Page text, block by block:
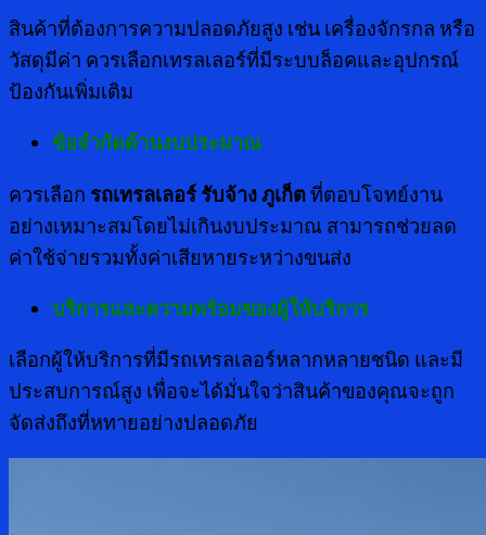
สินค้าที่ต้องการความปลอดภัยสูง เช่น เครื่องจักรกล หรือ
วัสดุมีค่า ควรเลือกเทรลเลอร์ที่มีระบบล็อคและอุปกรณ์
ป้องกันเพิ่มเติม
ข้อจำกัดด้านงบประมาณ
ควรเลือก รถเทรลเลอร์ รับจ้าง ภูเก็ตที่ตอบโจทย์งาน
อย่างเหมาะสมโดยไม่เกินงบประมาณ สามารถช่วยลด
ค่าใช้จ่ายรวมทั้งค่าเสียหายระหว่างขนส่ง
บริการและความพร้อมของผู้ให้บริการ
เลือกผู้ให้บริการที่มีรถเทรลเลอร์หลากหลายชนิด และมี
ประสบการณ์สูง เพื่อจะได้มั่นใจว่าสินค้าของคุณจะถูก
จัดส่งถึงที่หทายอย่างปลอดภัย